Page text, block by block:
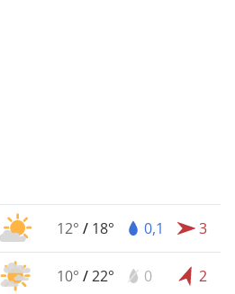
12° / 18° 0,1 3
10° /22° 0 2